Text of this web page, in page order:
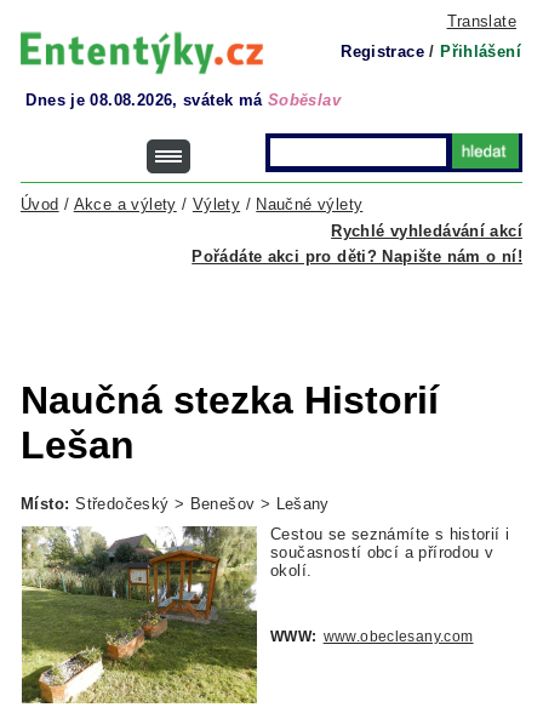
Translate
Registrace / Přihlášení
Dnes je 08.08.2026, svátek má Soběslav
Rychlé vyhledávání akcí
Úvod / Akce a výlety / Výlety / Naučné výlety
Pořádáte akci pro děti? Napište nám o ní!
Naučná stezka Historií
Lešan
Místo: Středočeský > Benešov > Lešany
Cestou se seznámíte s historií i
současností obcí a přírodou v
okolí.
WWW: www.obeclesany.com